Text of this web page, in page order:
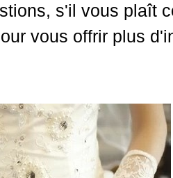
s'il vous plaît
vous offrir plus